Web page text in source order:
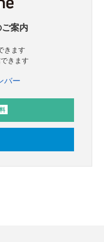
案内
きます
きます
バー